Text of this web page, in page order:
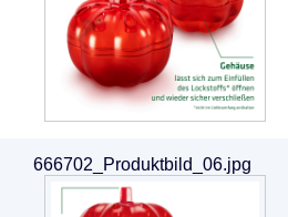
666702_Produktbild_06.jpg